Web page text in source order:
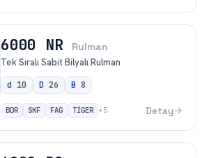
6000 NR Rulman
Tek Sıralı Sabit Bilyalı Rulman
d 10 D 26 B 8
BDR SKF FAG TİGER +5 Detay